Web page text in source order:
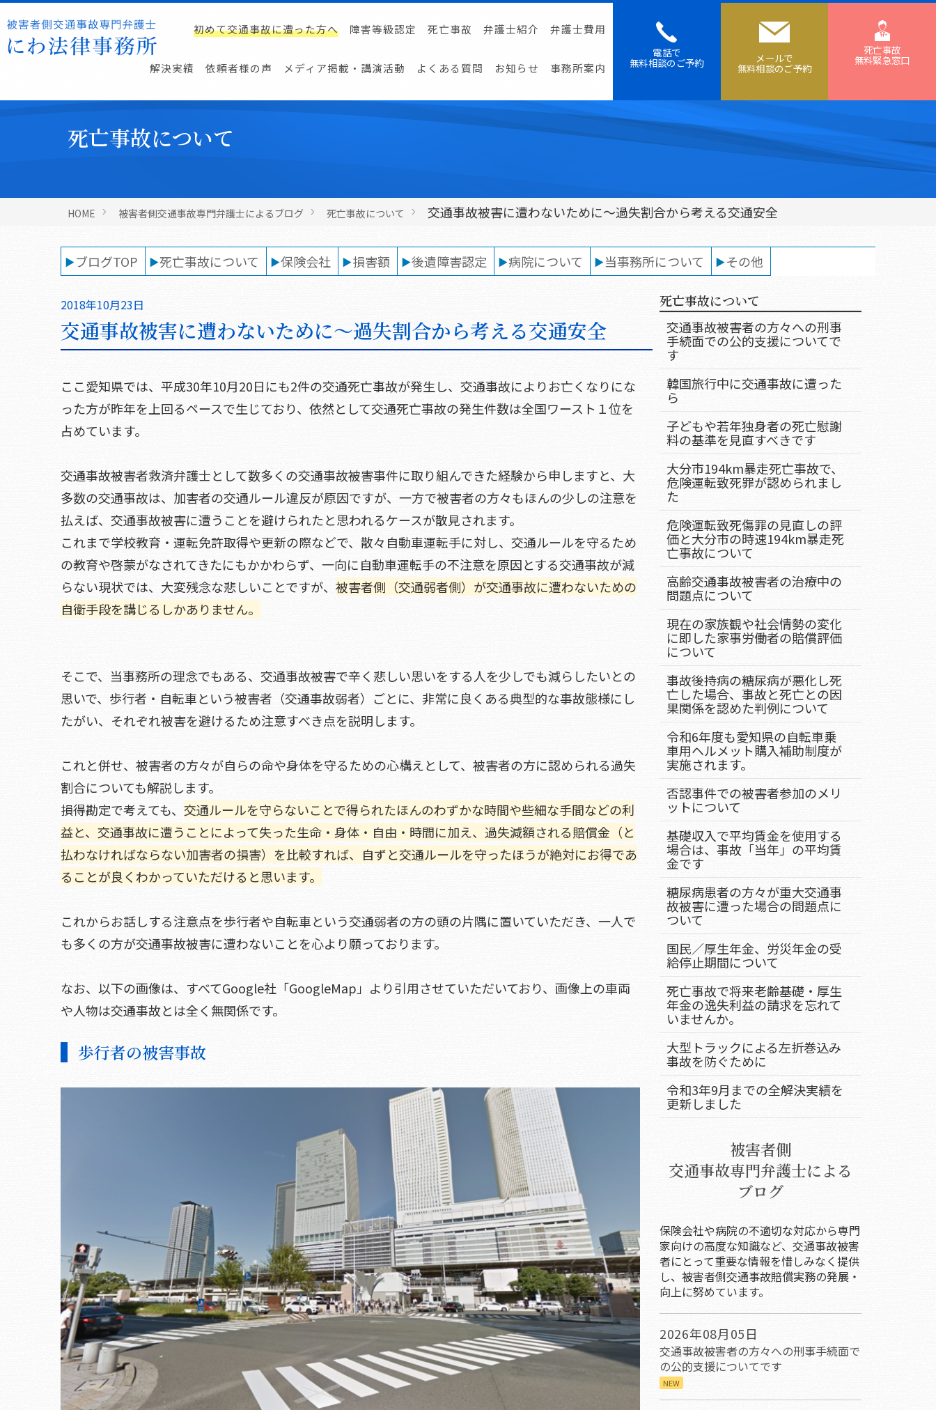
初めて交通事故に遭った方へ 障害等級認定 死亡事故 弁護士紹介 弁護士費用
解決実績 依頼者様の声 メディア掲載・講演活動 よくある質問 お知らせ 事務所案内
電話で
無料相談の ご予約 メールで
無料相談のご予約
死亡事故
無料緊急窓口
死亡事故について
HOME 被害者側交通事故専門弁護士によるブログ 死亡事故について 交通事故被害に遭わないために～過失割合から考える交通安全
ブログTOP 死亡事故について 保険会社 損害額 後遺障害認定 病院について 当事務所について その他
2018年10月23日
交通事故被害に遭わないために～過失割合から考える交通安全
ここ愛知県では、平成30年10月20日にも2件の交通死亡事故が発生し、交通事故によりお亡くなりにな
った方が昨年を上回るペースで生じており、依然として交通死亡事故の発生件数は全国ワースト１位を
占めています。
交通事故被害者救済弁護士として数多くの交通事故被害事件に取り組んできた経験から申しますと、大
多数の交通事故は、加害者の交通ルール違反が原因ですが、一方で被害者の方々もほんの少しの注意を
払えば、交通事故被害に遭うことを避けられたと思われるケースが散見されます。
これまで学校教育・運転免許取得や更新の際などで、散々自動車運転手に対し、交通ルールを守るため
の教育や啓蒙がなされてきたにもかかわらず、一向に自動車運転手の不注意を原因とする交通事故が減
らない現状では、大変残念な悲しいことですが、 被害者側（交通弱者側）が交通事故に遭わないための
自衛手段を講じるしかありません。
そこで、当事務所の理念でもある、交通事故被害で辛く悲しい思いをする人を少しでも減らしたいとの
思いで、歩行者・自転車という被害者（交通事故弱者）ごとに、非常に良くある典型的な事故態様にし
たがい、それぞれ被害を避けるため注意すべき点を説明します。
これと併せ、被害者の方々が自らの命や身体を守るための心構えとして、被害者の方に認められる過失
割合についても解説します。
損得勘定で考えても、 交通ルールを守らないことで得られたほんのわずかな時間や些細な手間などの利
益と、交通事故に遭うことによって失った生命・身体・自由・時間に加え、過失減額される賠償金（と
払わなければならない加害者の損害）を比較すれば、自ずと交通ルールを守ったほうが絶対にお得であ
ることが良くわかっていただけると思います。
これからお話しする注意点を歩行者や自転車という交通弱者の方の頭の片隅に置いていただき、一人で
も多くの方が交通事故被害に遭わないことを心より願っております。
なお、以下の画像は、すべてGoogle社「GoogleMap」より引用させていただいており、画像上の車両
や人物は交通事故とは全く無関係です。
歩行者の被害事故
死亡事故について
交通事故被害者の方々への刑事
手続面での公的支援についてで
す
韓国旅行中に交通事故に遭った
ら
子どもや若年独身者の死亡慰謝
料の基準を見直すべきです
大分市194km暴走死亡事故で、
危険運転致死罪が認められまし
た
危険運転致死傷罪の見直しの評
価と大分市の時速194km暴走死
亡事故について
高齢交通事故被害者の治療中の
問題点について
現在の家族観や社会情勢の変化
に即した家事労働者の賠償評価
について
事故後持病の糖尿病が悪化し死
亡した場合、事故と死亡との因
果関係を認めた判例について
令和6年度も愛知県の自転車乗
車用ヘルメット購入補助制度が
実施されます。
否認事件での被害者参加のメリ
ットについて
基礎収入で平均賃金を使用する
場合は、事故「当年」の平均賃
金です
糖尿病患者の方々が重大交通事
故被害に遭った場合の問題点に
ついて
国民／厚生年金、労災年金の受
給停止期間について
死亡事故で将来老齢基礎・厚生
年金の逸失利益の請求を忘れて
いませんか。
大型トラックによる左折巻込み
事故を防ぐために
令和3年9月までの全解決実績を
更新しました
被害者側
交通事故専門弁護士による
ブログ
保険会社や病院の不適切な対応から専門
家向けの高度な知識など、交通事故被害
者にとって重要な情報を惜しみなく提供
し、被害者側交通事故賠償実務の発展・
向上に努めています。
2026年08月05日
交通事故被害者の方々への刑事手続面で
の公的支援についてです
NEW